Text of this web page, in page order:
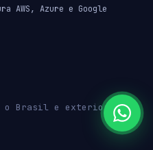
AWS, Azure e Google
o Brasil e exterior